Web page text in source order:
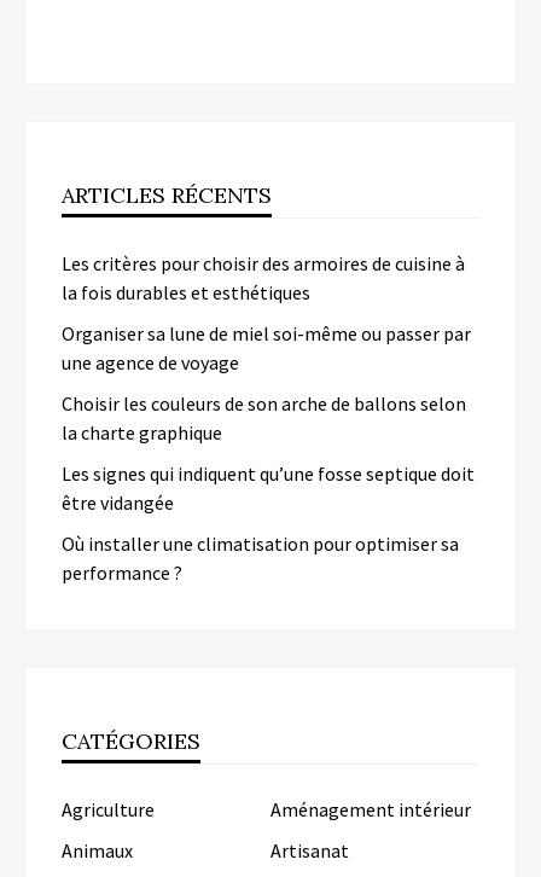
ARTICLES RÉCENTS
Les critères pour choisir des armoires de cuisine à
la fois durables et esthétiques
Organiser sa lune de miel soi-même ou passer par
une agence de voyage
Choisir les couleurs de son arche de ballons selon
la charte graphique
Les signes qui indiquent qu’une fosse septique doit
être vidangée
Où installer une climatisation pour optimiser sa
performance ?
CATÉGORIES
Agriculture
Aménagement intérieur
Animaux
Artisanat